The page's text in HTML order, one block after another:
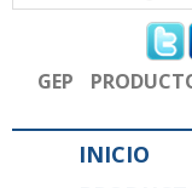
GEP
INICIO